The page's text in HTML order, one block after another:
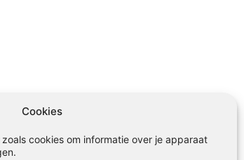
Cookies
cookies om informatie over je apparaat